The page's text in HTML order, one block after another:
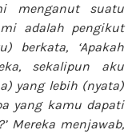
menganut suatu
adalah pengikut
berkata, ‘Apakah
sekalipun aku
yang lebih (nyata)
yang kamu dapati
Mereka menjawab,